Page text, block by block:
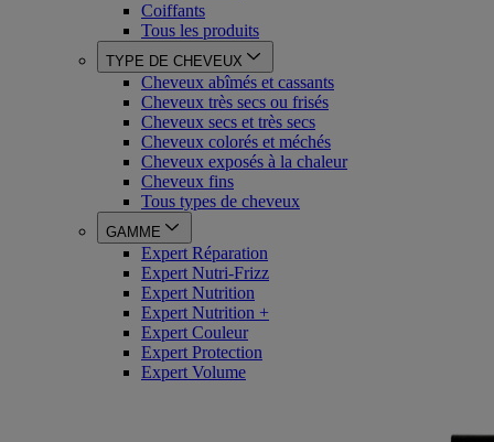
Coiffants
Tous les produits
TYPE DE CHEVEUX
Cheveux abîmés et cassants
Cheveux très secs ou frisés
Cheveux secs et très secs
Cheveux colorés et méchés
Cheveux exposés à la chaleur
Cheveux fins
Tous types de cheveux
GAMME
Expert Réparation
Expert Nutri-Frizz
Expert Nutrition
Expert Nutrition +
Expert Couleur
Expert Protection
Expert Volume